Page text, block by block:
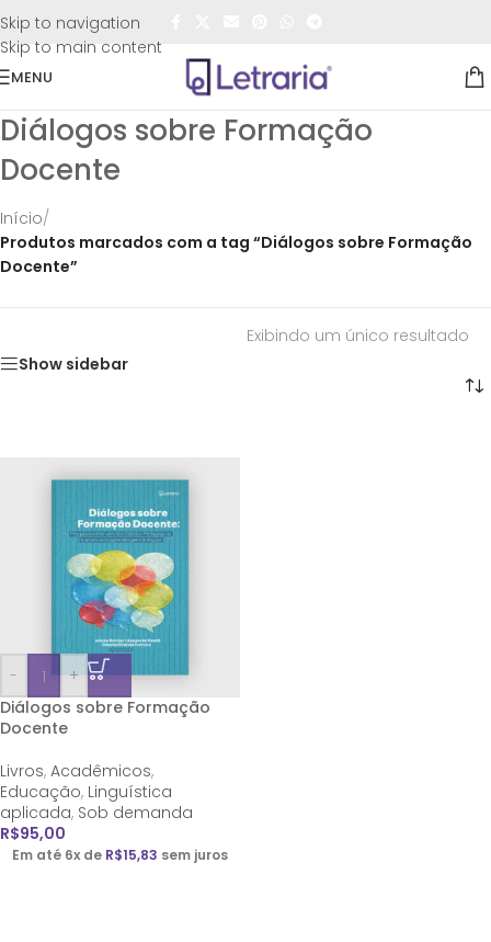
Skip to navigation
Skip to main content
FRETE GRÁTIS
MENU
Diálogos sobre Formação
Docente
Início/
Produtos marcados com a tag “Diálogos sobre Formação
Docente”
Show sidebar
Exibindo um único resultado
-
+
Diálogos sobre Formação
Docente
Livros, Acadêmicos,
Educação, Linguística
aplicada, Sob demanda
R$95,00
Em até 6x de R$15,83 sem juros